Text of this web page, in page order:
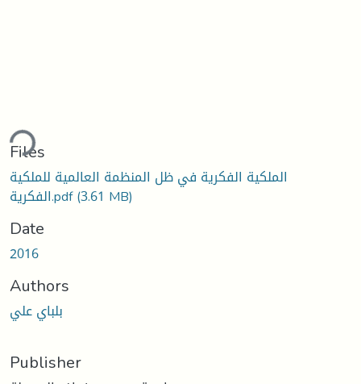
Files
الملكية الفكرية في ظل المنظمة العالمية للملكية
الفكرية.pdf(3.61 MB)
Date
2016
Authors
بلباي علي
Publisher